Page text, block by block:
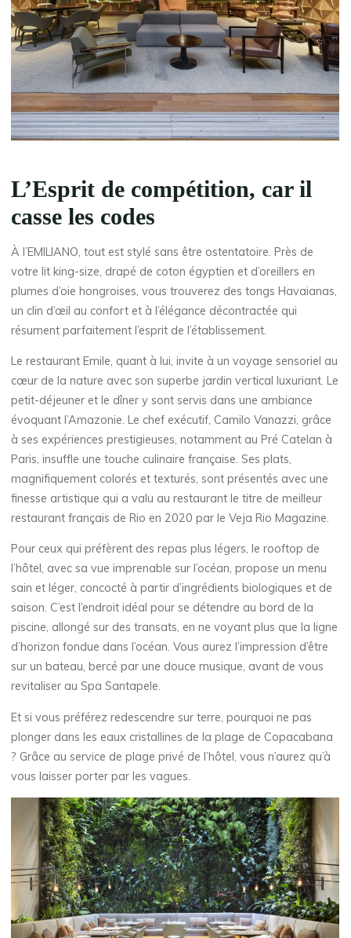
L’Esprit de compétition, car il
casse les codes
À l’EMILIANO, tout est stylé sans être ostentatoire. Près de
votre lit king-size, drapé de coton égyptien et d’oreillers en
plumes d’oie hongroises, vous trouverez des tongs Havaianas,
un clin d’œil au confort et à l’élégance décontractée qui
résument parfaitement l’esprit de l’établissement.
Le restaurant Emile, quant à lui, invite à un voyage sensoriel au
cœur de la nature avec son superbe jardin vertical luxuriant. Le
petit-déjeuner et le dîner y sont servis dans une ambiance
évoquant l’Amazonie. Le chef exécutif, Camilo Vanazzi, grâce
à ses expériences prestigieuses, notamment au Pré Catelan à
Paris, insuffle une touche culinaire française. Ses plats,
magnifiquement colorés et texturés, sont présentés avec une
finesse artistique qui a valu au restaurant le titre de meilleur
restaurant français de Rio en 2020 par le Veja Rio Magazine.
Pour ceux qui préfèrent des repas plus légers, le rooftop de
l’hôtel, avec sa vue imprenable sur l’océan, propose un menu
sain et léger, concocté à partir d’ingrédients biologiques et de
saison. C’est l’endroit idéal pour se détendre au bord de la
piscine, allongé sur des transats, en ne voyant plus que la ligne
d’horizon fondue dans l’océan. Vous aurez l’impression d’être
sur un bateau, bercé par une douce musique, avant de vous
revitaliser au Spa Santapele.
Et si vous préférez redescendre sur terre, pourquoi ne pas
plonger dans les eaux cristallines de la plage de Copacabana
? Grâce au service de plage privé de l’hôtel, vous n’aurez qu’à
vous laisser porter par les vagues.